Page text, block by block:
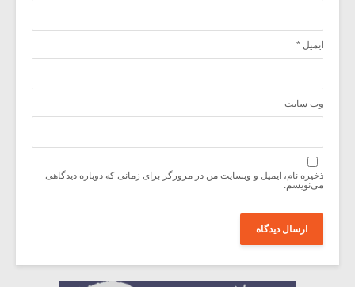
ایمیل *
وب‌ سایت
ذخیره نام، ایمیل و وبسایت من در مرورگر برای زمانی که دوباره دیدگاهی
می‌نویسم.